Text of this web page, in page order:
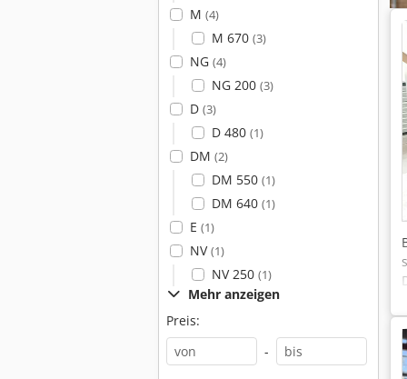
M (4)
M 670 (3)
NG (4)
NG 200 (3)
D (3)
D 480 (1)
DM (2)
DM 550 (1)
DM 640 (1)
E (1)
NV(1)
NV 250 (1)
Mehr anzeigen
Preis:
-